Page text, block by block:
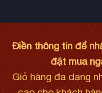
Điền thông tin để
đặt mua
Giỏ hàng đa dạng